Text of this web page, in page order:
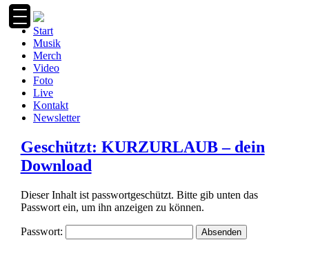
Zum
Inhalt
springen
Start
Musik
Merch
Video
Foto
Live
Kontakt
Newsletter
Geschützt: KURZURLAUB – dein
Download
Dieser Inhalt ist passwortgeschützt. Bitte gib unten das
Passwort ein, um ihn anzeigen zu können.
Passwort: